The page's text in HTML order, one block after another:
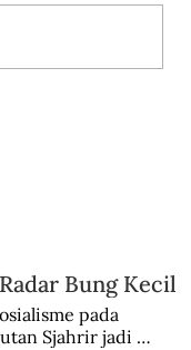
Bung Kecil
pada
Sjahrir jadi